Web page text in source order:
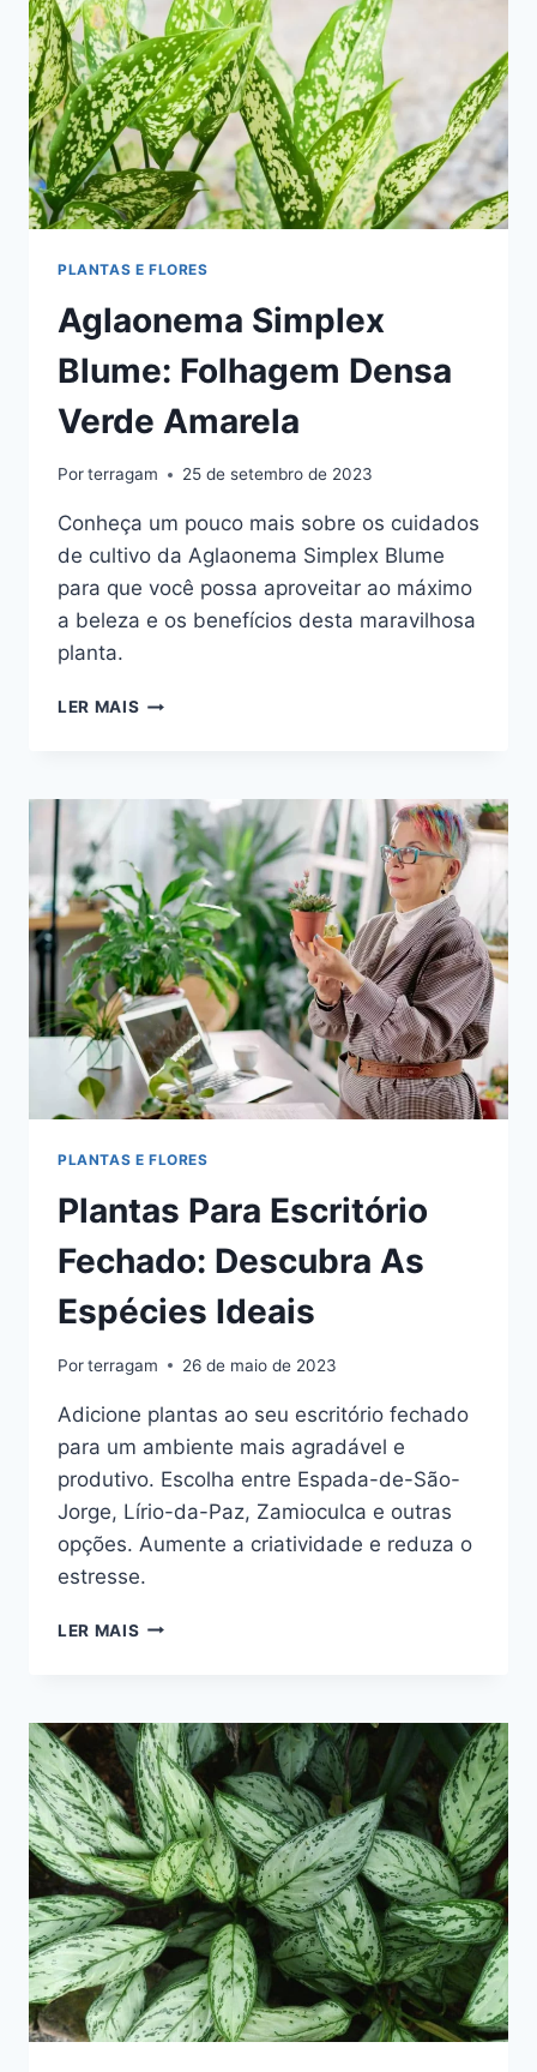
PLANTAS E FLORES
Aglaonema Simplex
Blume: Folhagem Densa
Verde Amarela
Porterragam 25 de setembro de 2023
Conheça um pouco mais sobre os cuidados
de cultivo da Aglaonema Simplex Blume
para que você possa aproveitar ao máximo
a beleza e os benefícios desta maravilhosa
planta.
LER MAIS AGLAONEMA
DENSA
VERDE
AMARELA
PLANTAS E FLORES
Plantas Para Escritório
Fechado: Descubra As
Espécies Ideais
Porterragam 26 de maio de 2023
Adicione plantas ao seu escritório fechado
para um ambiente mais agradável e
produtivo. Escolha entre Espada-de-São-
Jorge, Lírio-da-Paz, Zamioculca e outras
opções. Aumente a criatividade e reduza o
estresse.
LER MAIS PLANTAS
DESCUBRA
AS
ESPÉCIES
IDEAIS